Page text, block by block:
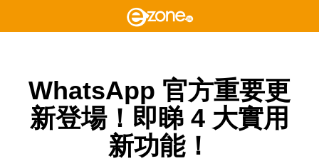
WhatsApp 官方重要更
新登場！即睇 4 大實用
新功能！